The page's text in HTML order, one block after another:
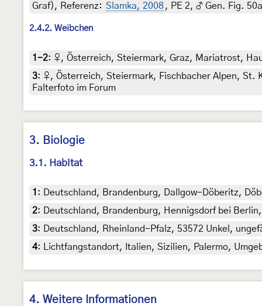
Graf), Referenz: Slamka, 2008, PE 2, ♂ Gen. Fig. 50a
2.4.2. Weibchen
1-2: ♀, Österreich, Steiermark, Graz, Mariatrost,
3: ♀, Österreich, Steiermark, Fischbacher Alpen, St.
Falterfoto im Forum
3. Biologie
3.1. Habitat
1 : Deutschland, Brandenburg, Dallgow-Döberitz,
2: Deutschland, Brandenburg, Hennigsdorf bei
3: Deutschland, Rheinland-Pfalz, 53572 Unkel,
4: Lichtfangstandort, Italien, Sizilien, Palermo,
4. Weitere Informationen